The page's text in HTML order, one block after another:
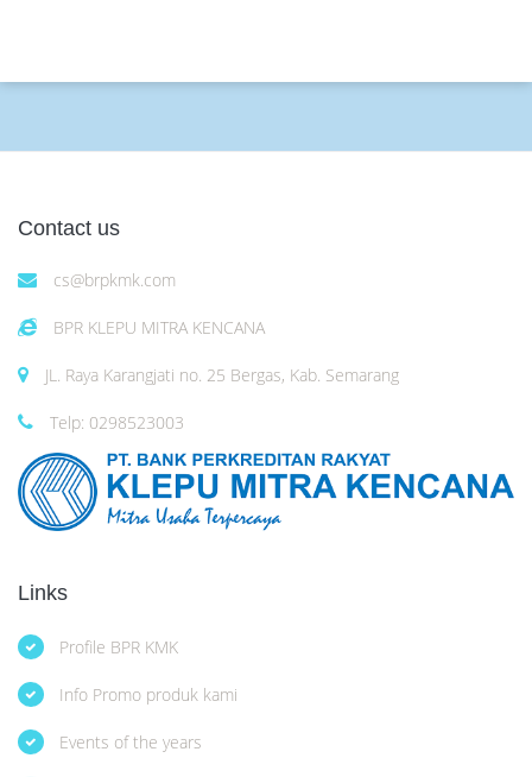
Contact us
cs@brpkmk.com
BPR KLEPU MITRA KENCANA
JL. Raya Karangjati no. 25 Bergas, Kab. Semarang
Telp: 0298523003
Links
Profile BPR KMK
Info Promo produk kami
Events of the years